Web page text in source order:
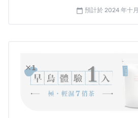
受可能延遲出貨之變因。
①親愛的贊助人您好！在您收到商
速檢查商品，我們將有嚴格的出貨
況下若您發現新品瑕疵、運送受損
等非人為因素造成之意外，請於 7
calendar_today 預計於 2024 年十